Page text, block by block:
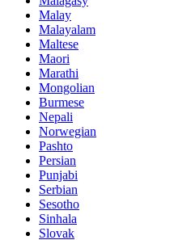
Malay
Malayalam
Maltese
Maori
Marathi
Mongolian
Burmese
Nepali
Norwegian
Pashto
Persian
Punjabi
Serbian
Sesotho
Sinhala
Slovak